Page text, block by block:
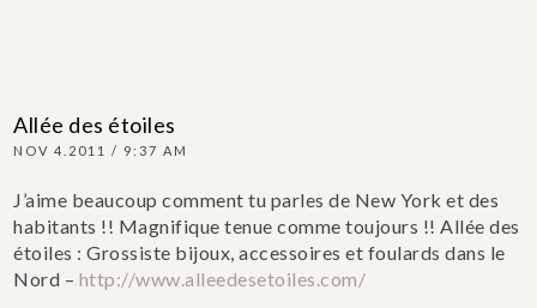
Allée des étoiles
NOV 4.2011 / 9:37 AM
J’aime beaucoup comment tu parles de New York et des
habitants !! Magnifique tenue comme toujours !! Allée des
étoiles : Grossiste bijoux, accessoires et foulards dans le
Nord – http://www.alleedesetoiles.com/